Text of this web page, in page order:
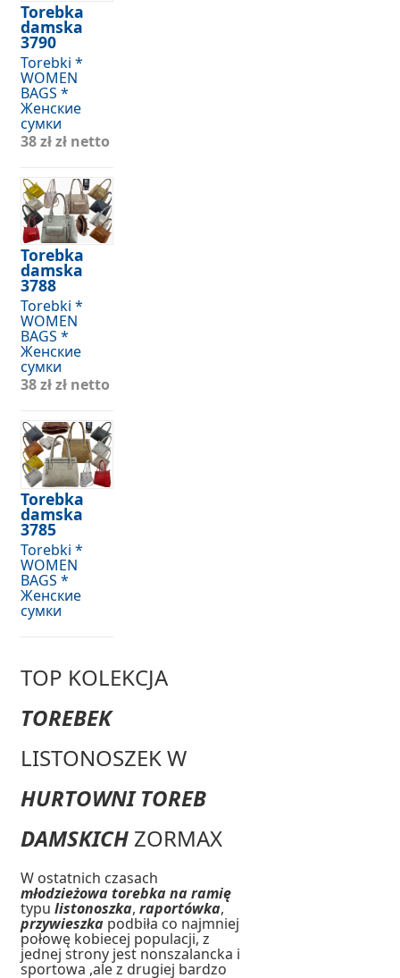
Torebka
damska
3790
Torebki *
WOMEN
BAGS *
Женские
сумки
38 złzł netto
Torebka
damska
3788
Torebki *
WOMEN
BAGS *
Женские
сумки
38 złzł netto
Torebka
damska
3785
Torebki *
WOMEN
BAGS *
Женские
сумки
TOP KOLEKCJA
TOREBEK
LISTONOSZEK W
HURTOWNI TOREB
DAMSKICH ZORMAX
W ostatnich czasach
młodzieżowa torebka na ramię
typu listonoszka,raportówka,
przywieszka podbiła co najmniej
połowę kobiecej populacji, z
jednej strony jest nonszalancka i
sportowa ,ale z drugiej bardzo